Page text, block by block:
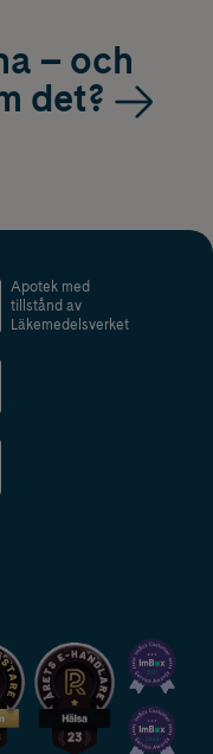
– och
det?
Apotek med
tillstånd av
Läkemedelsverket
2024